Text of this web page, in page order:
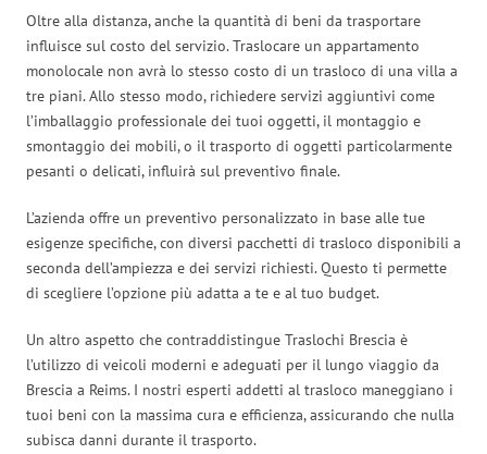
Oltre alla distanza, anche la quantità di beni da trasportare
influisce sul costo del servizio. Traslocare un appartamento
monolocale non avrà lo stesso costo di un trasloco di una villa a
tre piani. Allo stesso modo, richiedere servizi aggiuntivi come
l’imballaggio professionale dei tuoi oggetti, il montaggio e
smontaggio dei mobili, o il trasporto di oggetti particolarmente
pesanti o delicati, influirà sul preventivo finale.
L’azienda offre un preventivo personalizzato in base alle tue
esigenze specifiche, con diversi pacchetti di trasloco disponibili a
seconda dell’ampiezza e dei servizi richiesti. Questo ti permette
di scegliere l’opzione più adatta a te e al tuo budget.
Un altro aspetto che contraddistingue Traslochi Brescia è
l’utilizzo di veicoli moderni e adeguati per il lungo viaggio da
Brescia a Reims. I nostri esperti addetti al trasloco maneggiano i
tuoi beni con la massima cura e efficienza, assicurando che nulla
subisca danni durante il trasporto.